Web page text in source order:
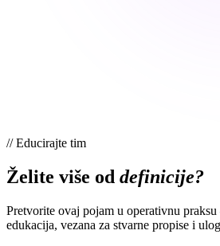
//Educirajte tim
Želite više od definicije?
Pretvorite ovaj pojam u operativnu
edukacija, vezana za stvarne propise i